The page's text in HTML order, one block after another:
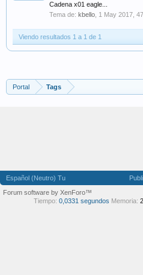
Cadena x01 eagle...
Tema de: kbello 1 May 2017 ,
Viendo resultados 1 a 1 de 1
Portal Tags
Español (Neutro) Tu
Forum software by XenForo™
Tiempo: 0,0331 segundos Memoria: